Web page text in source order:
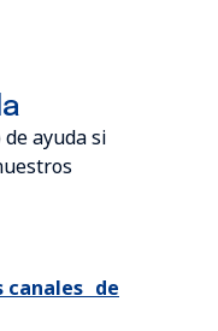
ayuda si
canales de